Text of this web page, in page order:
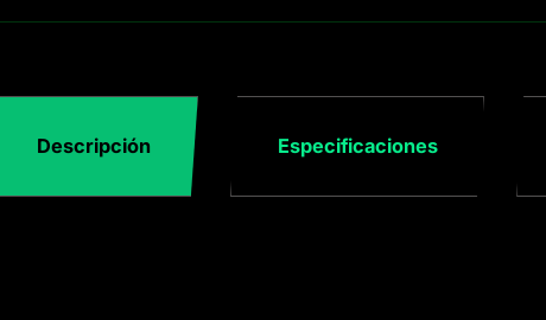
Descripción Especificaciones